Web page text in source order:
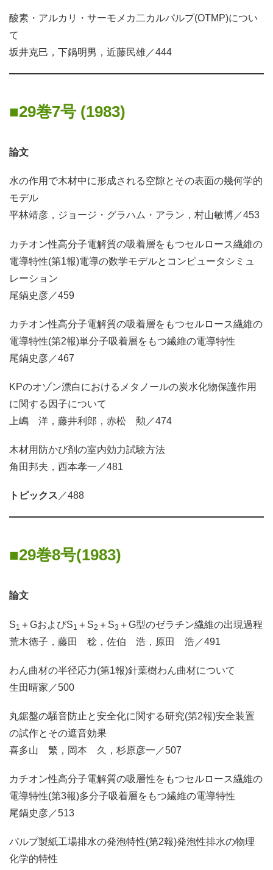
酸素・アルカリ・サーモメカ二カルパルプ(OTMP)につい
て
坂井克巳，下鍋明男，近藤民雄／444
29巻7号 (1983)
論文
水の作用で木材中に形成される空隙とその表面の幾何学的
モデル
平林靖彦，ジョージ・グラハム・アラン，村山敏博／453
カチオン性高分子電解質の吸着層をもつセルロース繊維の
電導特性(第1報)電導の数学モデルとコンピュータシミュ
レーション
尾鍋史彦／459
カチオン性高分子電解質の吸着層をもつセルロース繊維の
電導特性(第2報)単分子吸着層をもつ繊維の電導特性
尾鍋史彦／467
KPのオゾン漂白におけるメタノールの炭水化物保護作用
に関する因子について
上嶋 洋，藤井利郎，赤松 勲／474
木材用防かび剤の室内効力試験方法
角田邦夫，西本孝一／481
トピックス ／488
29巻8号(1983)
論文
S1 ＋GおよびS1 ＋S2 ＋S3 ＋G型のゼラチン繊維の出現過程
荒木徳子，藤田 稔，佐伯 浩，原田 浩／491
わん曲材の半径応力(第1報)針葉樹わん曲材について
生田晴家／500
丸鋸盤の騒音防止と安全化に関する研究(第2報)安全装置
の試作とその遮音効果
喜多山 繁，岡本 久，杉原彦一／507
カチオン性高分子電解質の吸層性をもつセルロース繊維の
電導特性(第3報)多分子吸着層をもつ繊維の電導特性
尾鍋史彦／513
パルプ製紙工場排水の発泡特性(第2報)発泡性排水の物理
化学的特性